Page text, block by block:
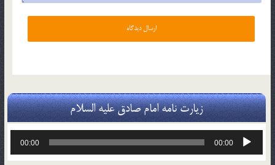
زیارت نامه امام صادق علیه السلام
پخش‌کننده
00:00
00:00